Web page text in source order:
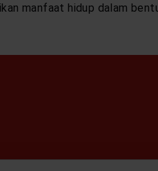
manfaat hidup dalam